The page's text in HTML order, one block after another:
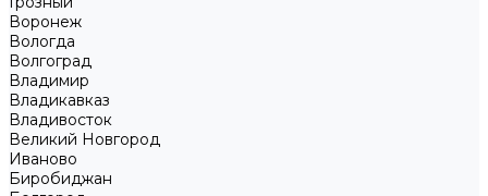
Воронеж
Вологда
Волгоград
Владимир
Владикавказ
Владивосток
Великий Новгород
Иваново
Биробиджан